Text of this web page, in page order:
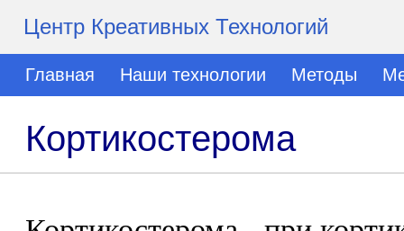
Центр Креативных Технологий
Главная Наши технологии Методы
Кортикостерома